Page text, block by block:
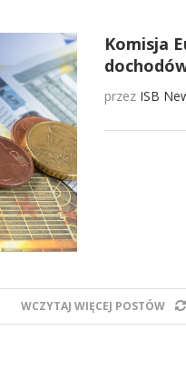
Komisja
przez ISB
WCZYTAJ WIĘCEJ POSTÓW